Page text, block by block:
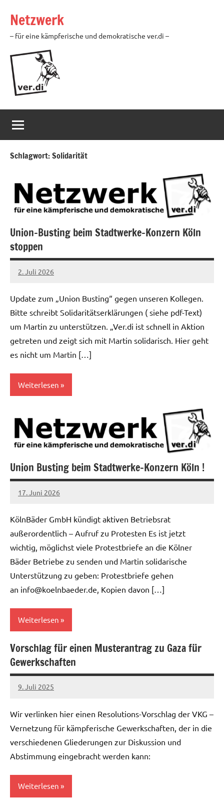
Inhalt
springen
Netzwerk
– für eine kämpferische und demokratische ver.di –
Schlagwort:Solidarität
Union-Busting beim Stadtwerke-Konzern Köln
stoppen
2. Juli 2026
alexander
Update zum „Union Busting“ gegen unseren Kollegen.
Bitte schreibt Solidaritätserklärungen ( siehe pdf-Text)
um Martin zu unterstützen. „Ver.di ist schnell in Aktion
getreten und zeigt sich mit Martin solidarisch. Hier geht
es nicht um Martin […]
Weiterlesen
Öffentlicher
Dienst
Weiteres
Union Busting beim Stadtwerke-Konzern Köln !
17. Juni 2026
netzwerkverdi
KölnBäder GmbH kündigt aktiven Betriebsrat
außerordentlich – Aufruf zu Protesten Es ist jetzt
wichtig, möglichst viele Protestbriefe an die Kölner
Bäder Betriebe zu senden und Martin solidarische
Unterstützung zu geben: Protestbriefe gehen
an info@koelnbaeder.de, Kopien davon […]
Weiterlesen
Allgemein
Vorschlag für einen Musterantrag zu Gaza für
Gewerkschaften
9. Juli 2025
alexander
Wir verlinken hier einen Resolutions-Vorschlag der VKG –
Vernetzung für kämpferische Gewerkschaften, der in die
verschiedenen Gliederungen zur Diskussion und
Abstimmung eingebracht werden kann:
Weiterlesen